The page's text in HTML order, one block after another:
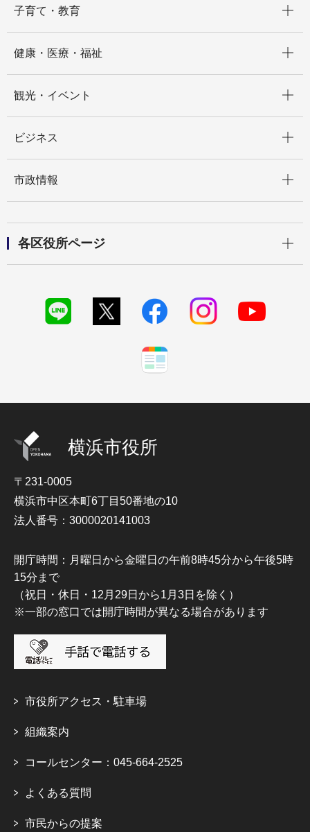
子育て・教育
健康・医療・福祉
観光・イベント
ビジネス
市政情報
各区役所ページ
横浜市役所
〒231-0005
横浜市中区本町6丁目50番地の10
法人番号：3000020141003
開庁時間：月曜日から金曜日の午前8時45分から午後5時
15分まで
（祝日・休日・12月29日から1月3日を除く）
※一部の窓口では開庁時間が異なる場合があります
市役所アクセス・駐車場
組織案内
コールセンター：045-664-2525
よくある質問
市民からの提案